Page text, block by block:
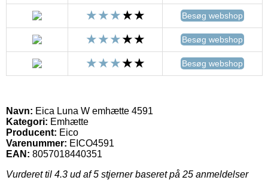
Besøg webshop
Besøg webshop
Besøg webshop
Navn: Eica Luna W emhætte 4591
Kategori: Emhætte
Producent: Eico
Varenummer: EICO4591
EAN: 8057018440351
Vurderet til 4.3 ud af 5 stjerner baseret på 25 anmeldelser